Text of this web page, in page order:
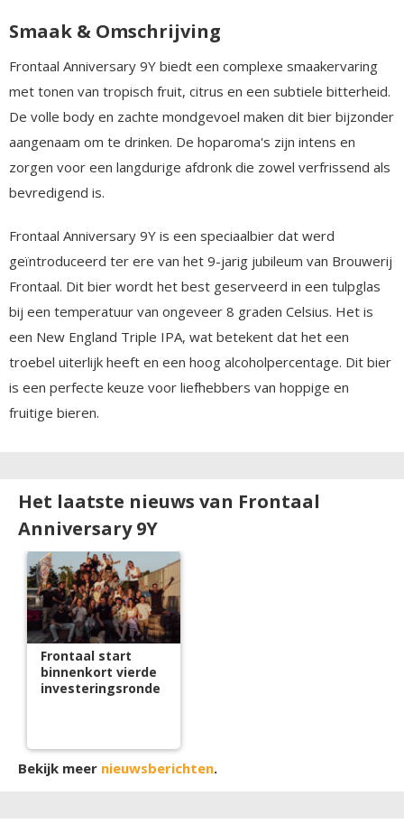
Smaak & Omschrijving
Frontaal Anniversary 9Y biedt een complexe smaakervaring
met tonen van tropisch fruit, citrus en een subtiele bitterheid.
De volle body en zachte mondgevoel maken dit bier bijzonder
aangenaam om te drinken. De hoparoma's zijn intens en
zorgen voor een langdurige afdronk die zowel verfrissend als
bevredigend is.
Frontaal Anniversary 9Y is een speciaalbier dat werd
geïntroduceerd ter ere van het 9-jarig jubileum van Brouwerij
Frontaal. Dit bier wordt het best geserveerd in een tulpglas
bij een temperatuur van ongeveer 8 graden Celsius. Het is
een New England Triple IPA, wat betekent dat het een
troebel uiterlijk heeft en een hoog alcoholpercentage. Dit bier
is een perfecte keuze voor liefhebbers van hoppige en
fruitige bieren.
Het laatste nieuws van Frontaal
Anniversary 9Y
Frontaal start
binnenkort vierde
investeringsronde
Bekijk meer nieuwsberichten.